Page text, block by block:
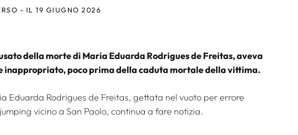
- IL 19 GIUGNO 2026
della morte di Maria Eduarda Rodrigues de Freitas, aveva
inappropriato, poco prima della caduta mortale della vittima.
Eduarda Rodrigues de Freitas, gettata nel vuoto per errore
vicino a San Paolo, continua a fare notizia.